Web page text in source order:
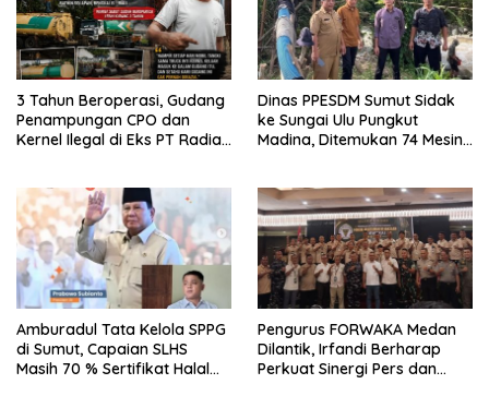
3 Tahun Beroperasi, Gudang
Penampungan CPO dan
Kernel Ilegal di Eks PT Radian
Dinas PPESDM Sumut Sidak
ke Sungai Ulu Pungkut
Madina, Ditemukan 74 Mesin
Rusak
Amburadul Tata Kelola SPPG
di Sumut, Capaian SLHS
Masih 70 % Sertifikat Halal
Pengurus FORWAKA Medan
Dilantik, Irfandi Berharap
Perkuat Sinergi Pers dan